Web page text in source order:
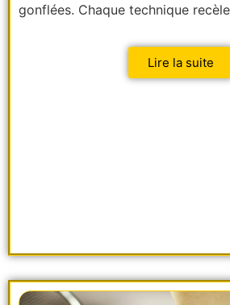
gonflées. Chaque technique
Lire la suite